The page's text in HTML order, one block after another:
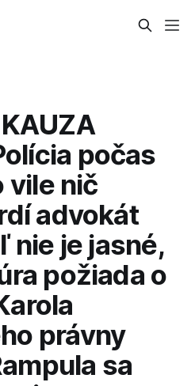
počas
vile nič
advokát
nie je jasné,
požiada o
právny
sa